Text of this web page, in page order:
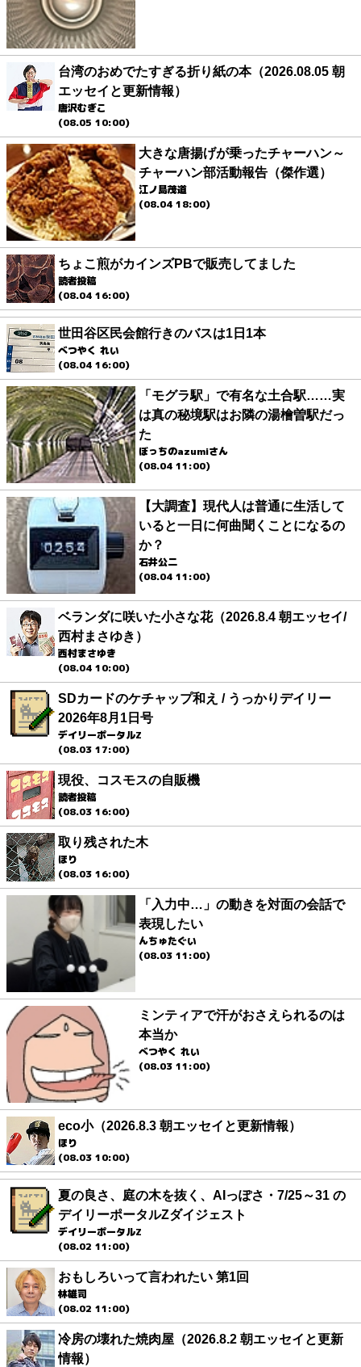
台湾のおめでたすぎる折り紙の本（2026.08.05 朝
エッセイと更新情報）
唐沢むぎこ
(08.05 10:00)
大きな唐揚げが乗ったチャーハン～
チャーハン部活動報告（傑作選）
江ノ島茂道
(08.04 18:00)
ちょこ煎がカインズPBで販売してました
読者投稿
(08.04 16:00)
世田谷区民会館行きのバスは1日1本
べつやく れい
(08.04 16:00)
「モグラ駅」で有名な土合駅……実
は真の秘境駅はお隣の湯檜曽駅だっ
た
ぼっちのazumiさん
(08.04 11:00)
【大調査】現代人は普通に生活して
いると一日に何曲聞くことになるの
か？
石井公二
(08.04 11:00)
ベランダに咲いた小さな花（2026.8.4 朝エッセイ/
西村まさゆき）
西村まさゆき
(08.04 10:00)
SDカードのケチャップ和え / うっかりデイリー
2026年8月1日号
デイリーポータルZ
(08.03 17:00)
現役、コスモスの自販機
読者投稿
(08.03 16:00)
取り残された木
ほり
(08.03 16:00)
「入力中…」の動きを対面の会話で
表現したい
んちゅたぐい
(08.03 11:00)
ミンティアで汗がおさえられるのは
本当か
べつやく れい
(08.03 11:00)
eco小（2026.8.3 朝エッセイと更新情報）
ほり
(08.03 10:00)
夏の良さ、庭の木を抜く、AIっぽさ・7/25～31 の
デイリーポータルZダイジェスト
デイリーポータルZ
(08.02 11:00)
おもしろいって言われたい 第1回
林雄司
(08.02 11:00)
冷房の壊れた焼肉屋（2026.8.2 朝エッセイと更新
情報）